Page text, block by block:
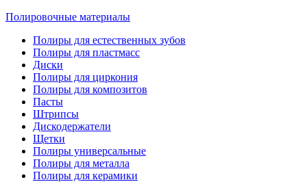
Полировочные материалы
Полиры для естественных зубов
Полиры для пластмасс
Диски
Полиры для циркония
Полиры для композитов
Пасты
Штрипсы
Дискодержатели
Щетки
Полиры универсальные
Полиры для металла
Полиры для керамики